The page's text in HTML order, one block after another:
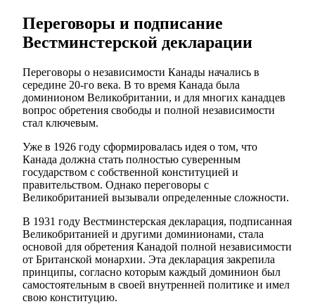
Переговоры и подписание
Вестминстерской декларации
Переговоры о независимости Канады начались в
середине 20-го века. В то время Канада была
доминионом Великобритании, и для многих канадцев
вопрос обретения свободы и полной независимости
стал ключевым.
Уже в 1926 году сформировалась идея о том, что
Канада должна стать полностью суверенным
государством с собственной конституцией и
правительством. Однако переговоры с
Великобританией вызывали определенные сложности.
В 1931 году Вестминстерская декларация, подписанная
Великобританией и другими доминионами, стала
основой для обретения Канадой полной независимости
от Британской монархии. Эта декларация закрепила
принципы, согласно которым каждый доминион был
самостоятельным в своей внутренней политике и имел
свою конституцию.